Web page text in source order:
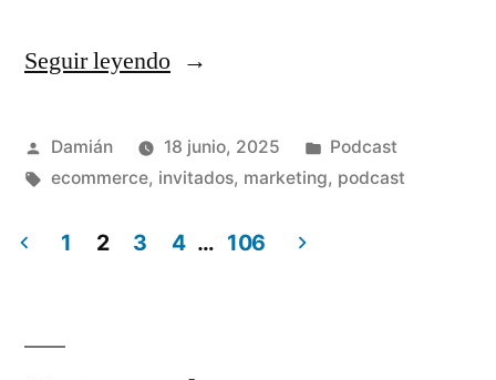
Seguir leyendo«S03E06
Weekly
meeting
–
Publicado
por
Damián 18 junio, 2025
Publicado
en
Podcast
Etiquetas:
ecommerce, invitados, marketing, podcast
de
1 2 3 4 … 106